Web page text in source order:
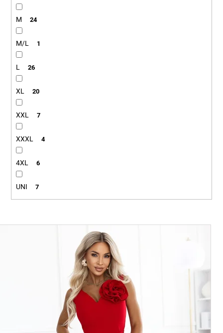
M 24
M/L 1
L 26
XL 20
XXL 7
XXXL 4
4XL 6
UNI 7